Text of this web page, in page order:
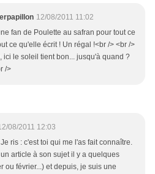
12/08/2011 11:02
fan de Poulette au safran pour tout ce
ce qu'elle écrit ! Un régal !<br /> <br />
ici le soleil tient bon... jusqu'à quand ?
/>
08/2011 12:03
ris : c'est toi qui me l'as fait connaître.
article à son sujet il y a quelques
ou février...) et depuis, je suis une